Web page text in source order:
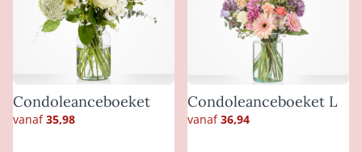
Condoleanceboeket
vanaf35,98
Condoleanceboeket L
vanaf36,94